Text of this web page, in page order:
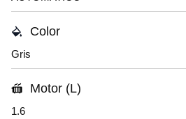
Color
Gris
Motor (L)
1.6